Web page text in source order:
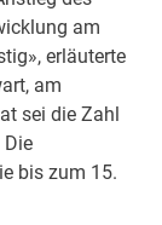
am
erläuterte
am
sei die Zahl
Die
bis zum 15.